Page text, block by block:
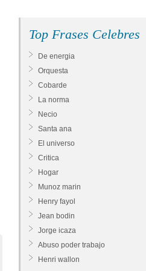
Top Frases Celebres
De energia
Orquesta
Cobarde
La norma
Necio
Santa ana
El universo
Critica
Hogar
Munoz marin
Henry fayol
Jean bodin
Jorge icaza
Abuso poder trabajo
Henri wallon